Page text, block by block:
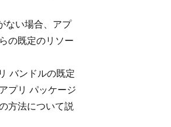
ない場合、アプ
の既定のリソー
バンドルの既定
プリ パッケージ
方法について説